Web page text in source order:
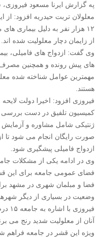
په گزارش ایرنا مسعود
از زایمان دچار معلولیت شده اند.
وی گفت: ازدواج های فامیلی،
های پیش رونده و همچنین مصرف
مهمترین عوامل شناخته شده
هستند.
فیروزی افزود: اخیرا دولت
کمیسیون تلفیق در دست
ژنتیکی شامل مشاوره و آزمایش
صورت رایگان انجام می شود تا
ازدواج فامیلی پیشگیری شود.
وی در ادامه یکی از مشکلات
فضا و مبلمان شهری در مشهد
وضعیت در بسیاری از دیگر
آنان از معلولیت شدید رنج می
ویژه این قشر در جامعه فراهم